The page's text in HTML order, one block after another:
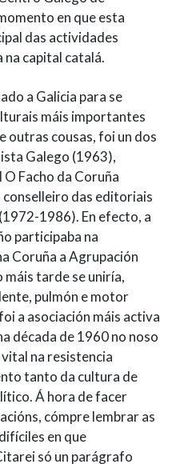
en que esta
das actividades
capital catalá.
a Galicia para se
máis importantes
outras cousas, foi un dos
Galego (1963),
Facho da Coruña
das editoriais
1986). En efecto, a
participaba na
Coruña a Agrupación
máis tarde se uniría,
pulmón e motor
a asociación máis activa
década de 1960 no noso
na resistencia
tanto da cultura de
Á hora de facer
cómpre lembrar as
en que
só un parágrafo